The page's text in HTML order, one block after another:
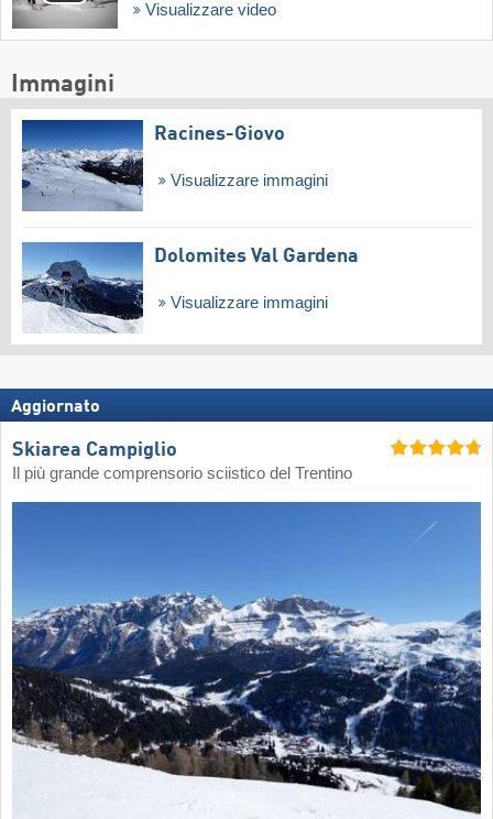
Visualizzare video
Immagini
Racines-Giovo
Visualizzare immagini
Dolomites Val Gardena
Visualizzare immagini
Aggiornato
Skiarea Campiglio
Il più grande comprensorio sciistico del Trentino